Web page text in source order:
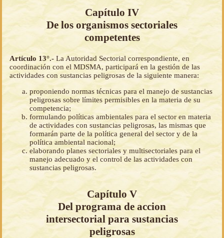
Capítulo IV
De los organismos sectoriales
competentes
Artículo 13°.- La Autoridad Sectorial correspondiente, en
coordinación con el MDSMA, participará en la gestión de las
actividades con sustancias peligrosas de la siguiente manera:
proponiendo normas técnicas para el manejo de sustancias
peligrosas sobre límites permisibles en la materia de su
competencia;
formulando políticas ambientales para el sector en materia
de actividades con sustancias peligrosas, las mismas que
formarán parte de la política general del sector y de la
política ambiental nacional;
elaborando planes sectoriales y multisectoriales para el
manejo adecuado y el control de las actividades con
sustancias peligrosas.
Capítulo V
Del programa de accion
intersectorial para sustancias
peligrosas